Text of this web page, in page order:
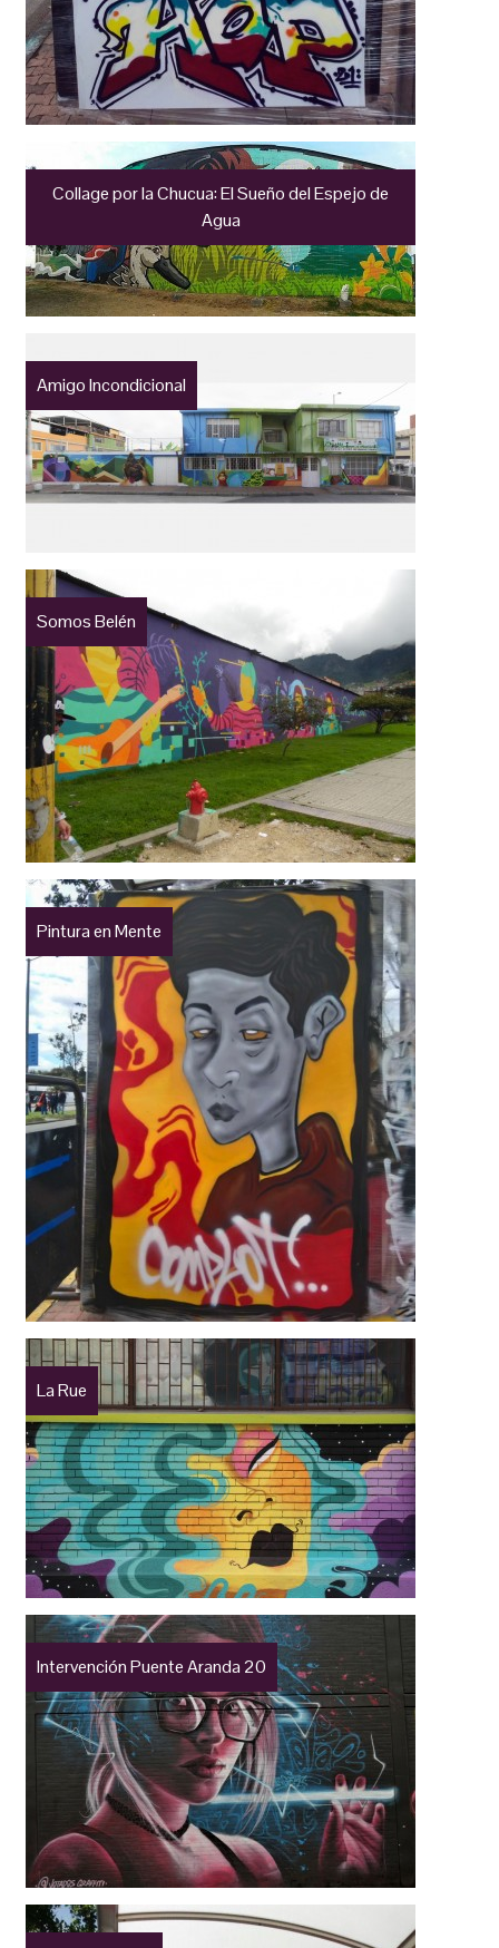
Collage por la Chucua: El Sueño del Espejo de
Agua
Amigo Incondicional
Somos Belén
Pintura en Mente
La Rue
Intervención Puente Aranda 20